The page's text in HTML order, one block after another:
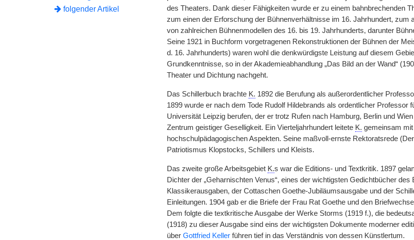
folgender Artikel
des Theaters. Dank dieser Fähigkeiten wurde er zu einem bahnbrechenden
zum einen der Erforschung der Bühnenverhältnisse im 16. Jahrhundert, zum
von zahlreichen Bühnenmodellen des 16. bis 19. Jahrhunderts, darunter
Seine 1921 in Buchform vorgetragenen Rekonstruktionen der Bühnen der
d. 16. Jahrhunderts) waren wohl die denkwürdigste Leistung auf diesem
Grundkenntnisse, so in der Akademieabhandlung „Das Bild an der Wand“
Theater und Dichtung nachgeht.
Das Schillerbuch brachte K. 1892 die Berufung als außerordentlicher
1899 wurde er nach dem Tode Rudolf Hildebrands als ordentlicher Professor
Universität Leipzig berufen, der er trotz Rufen nach Hamburg, Berlin und
Zentrum geistiger Geselligkeit. Ein Vierteljahrhundert leitete K. gemeinsam mit
hochschulpädagogischen Aspekten. Seine maßvoll-ernste Rektoratsrede
Patriotismus Klopstocks, Schillers und Kleists.
Das zweite große Arbeitsgebiet K.s war die Editions- und Textkritik. 1897
Dichter der „Geharnischten Venus“, eines der wichtigsten Gedichtbücher
Klassikerausgaben, der Cottaschen Goethe-Jubiläumsausgabe und der
Einleitungen. 1904 gab er die Briefe der Frau Rat Goethe und den
Dem folgte die textkritische Ausgabe der Werke Storms (1919 f.), die
(1918) zu dieser Ausgabe sind eins der wichtigsten Dokumente moderner
über Gottfried Kellerführen tief in das Verständnis von dessen Künstlertum.